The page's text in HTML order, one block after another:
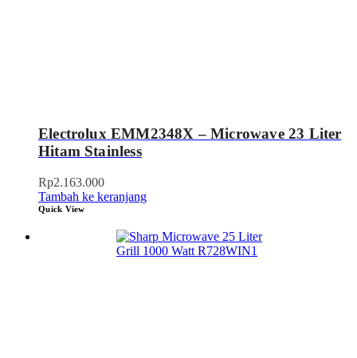
Electrolux EMM2348X – Microwave 23 Liter
Hitam Stainless
Rp2.163.000
Tambah ke keranjang
Quick View